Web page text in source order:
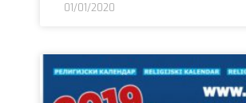
01/01/2020